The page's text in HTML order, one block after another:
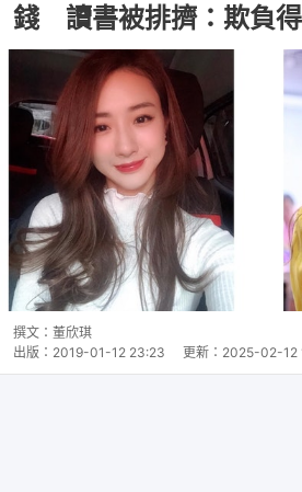
錢 讀書被排擠：欺負
撰文： 董欣琪
出版： 2019-01-12 23:23 更新： 2025-02-12